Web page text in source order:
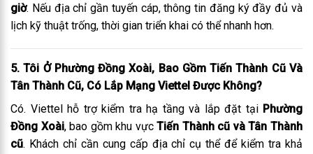
giờ. Nếu địa chỉ gần tuyến cáp, thông tin đăng ký đầy đủ và
lịch kỹ thuật trống, thời gian triển khai có thể nhanh hơn.
5. Tôi Ở Phường Đồng Xoài, Bao Gồm Tiến Thành Cũ Và
Tân Thành Cũ, Có Lắp Mạng Viettel Được Không?
Có. Viettel hỗ trợ kiểm tra hạ tầng và lắp đặt tại Phường
Đồng Xoài, bao gồm khu vựcTiến Thành cũ và Tân Thành
cũ. Khách chỉ cần cung cấp địa chỉ cụ thể để kiểm tra khả